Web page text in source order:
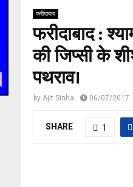
फरीदाबाद
फरीदाबाद :
की जिप्सी के
पथराव।
by Ajit Sinha 06/07/2017
SHARE 1